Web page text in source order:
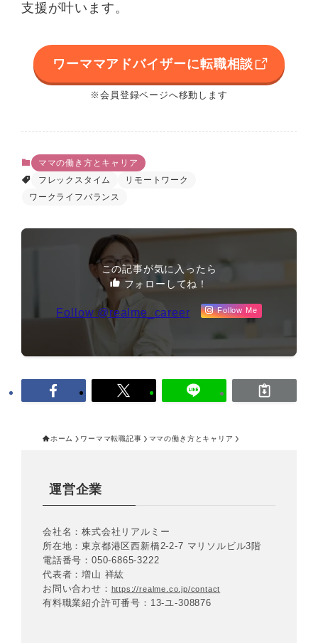
支援が叶います。
ワーママアドバイザーに転職相談
※会員登録ページへ移動します
ママの働き方とキャリア
フレックスタイム
リモートワーク
ワークライフバランス
この記事が気に入ったら
フォローしてね！
Follow @realme_career Follow Me
ホーム ワーママ転職記事 ママの働き方とキャリア
運営企業
会社名：株式会社リアルミー
所在地：東京都港区西新橋2-2-7 マリソルビル3階
電話番号：050-6865-3222
代表者：増山 祥紘
お問い合わせ： https://realme.co.jp/contact
有料職業紹介許可番号：13-ユ-308876